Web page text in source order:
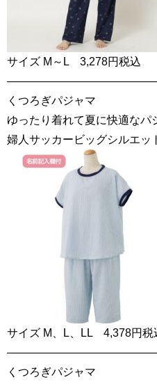
サイズ M～L 3,278円税込
くつろぎパジャマ
ゆったり着れて夏に快適なパ
婦人サッカービッグシルエッ
サイズ M、L、LL 4,378円税
くつろぎパジャマ